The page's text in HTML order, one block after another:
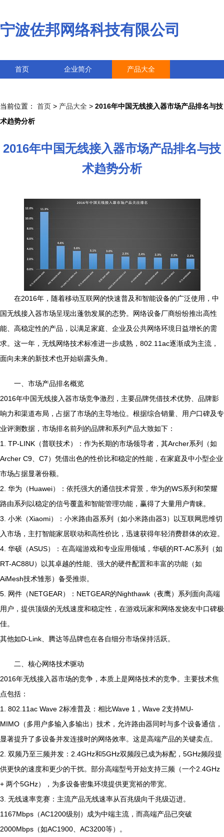
宁波佐邦网络科技有限公司
首页 企业简介 产品大全
当前位置： 首页 > 产品大全 > 2016年中国无线接入器市场产品排名与技
术趋势分析
2016年中国无线接入器市场产品排名与技
术趋势分析
在2016年，随着移动互联网的快速普及和智能设备的广泛使用，中
国无线接入器市场呈现出蓬勃发展的态势。网络设备厂商纷纷推出高性
能、高稳定性的产品，以满足家庭、企业及公共网络环境日益增长的需
求。这一年，无线网络技术标准进一步成熟，802.11ac逐渐成为主流，
面向未来的新技术也开始崭露头角。
一、市场产品排名概览
2016年中国无线接入器市场竞争激烈，主要品牌凭借技术优势、品牌影
响力和渠道布局，占据了市场的主导地位。根据综合销量、用户口碑及专
业评测数据，市场排名前列的品牌和系列产品大致如下：
1. TP-LINK（普联技术）：作为长期的市场领导者，其Archer系列（如
Archer C9、C7）凭借出色的性价比和稳定的性能，在家庭及中小型企业
市场占据显著份额。
2. 华为（Huawei）：依托强大的通信技术背景，华为的WS系列和荣耀
路由系列以稳定的信号覆盖和智能管理功能，赢得了大量用户青睐。
3. 小米（Xiaomi）：小米路由器系列（如小米路由器3）以互联网思维切
入市场，主打智能家居联动和高性价比，迅速获得年轻消费群体的欢迎。
4. 华硕（ASUS）：在高端游戏和专业应用领域，华硕的RT-AC系列（如
RT-AC88U）以其卓越的性能、强大的硬件配置和丰富的功能（如
AiMesh技术雏形）备受推崇。
5. 网件（NETGEAR）：NETGEAR的Nighthawk（夜鹰）系列面向高端
用户，提供顶级的无线速度和稳定性，在游戏玩家和网络发烧友中口碑极
佳。
其他如D-Link、腾达等品牌也在各自细分市场保持活跃。
二、核心网络技术驱动
2016年无线接入器市场的竞争，本质上是网络技术的竞争。主要技术焦
点包括：
1. 802.11ac Wave 2标准普及：相比Wave 1，Wave 2支持MU-
MIMO（多用户多输入多输出）技术，允许路由器同时与多个设备通信，
显著提升了多设备并发连接时的网络效率。这是高端产品的关键卖点。
2. 双频乃至三频并发：2.4GHz和5GHz双频段已成为标配，5GHz频段提
供更快的速度和更少的干扰。部分高端型号开始支持三频（一个2.4GHz
+ 两个5GHz），为多设备密集环境提供更宽裕的带宽。
3. 无线速率竞赛：主流产品无线速率从百兆级向千兆级迈进。
1167Mbps（AC1200级别）成为中端主流，而高端产品已突破
2000Mbps（如AC1900、AC3200等）。